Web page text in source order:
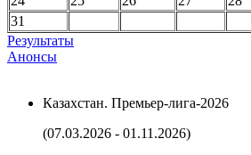
31
Результаты
Анонсы
Казахстан. Премьер-лига-2026
(07.03.2026 - 01.11.2026)